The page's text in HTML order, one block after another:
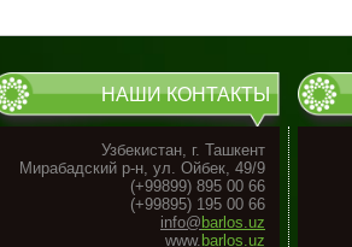
НАШИ КОНТАКТЫ
Узбекистан, г. Ташкент
Мирабадский р-н, ул. Ойбек, 49/9
(+99899) 895 00 66
(+99895) 195 00 66
info@ barlos.uz
www. barlos.uz